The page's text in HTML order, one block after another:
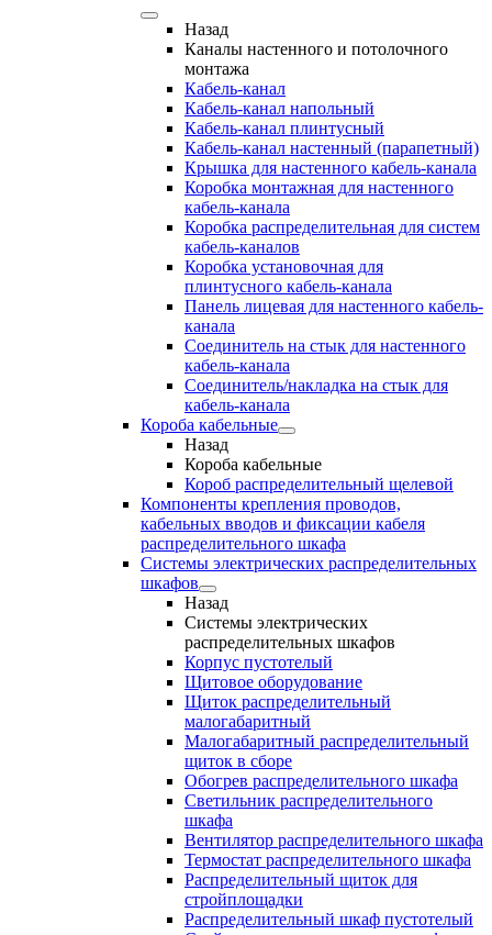
Назад
Каналы настенного и потолочного
монтажа
Кабель-канал
Кабель-канал напольный
Кабель-канал плинтусный
Кабель-канал настенный (парапетный)
Крышка для настенного кабель-канала
Коробка монтажная для настенного
кабель-канала
Коробка распределительная для систем
кабель-каналов
Коробка установочная для
плинтусного кабель-канала
Панель лицевая для настенного кабель-
канала
Соединитель на стык для настенного
кабель-канала
Соединитель/накладка на стык для
кабель-канала
Короба кабельные
Назад
Короба кабельные
Короб распределительный щелевой
Компоненты крепления проводов,
кабельных вводов и фиксации кабеля
распределительного шкафа
Системы электрических распределительных
шкафов
Назад
Системы электрических
распределительных шкафов
Корпус пустотелый
Щитовое оборудование
Щиток распределительный
малогабаритный
Малогабаритный распределительный
щиток в сборе
Обогрев распределительного шкафа
Светильник распределительного
шкафа
Вентилятор распределительного шкафа
Термостат распределительного шкафа
Распределительный щиток для
стройплощадки
Распределительный шкаф пустотелый